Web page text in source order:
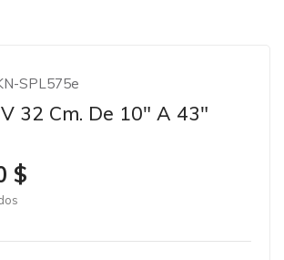
SPL575e
32 Cm. De 10" A 43"
$